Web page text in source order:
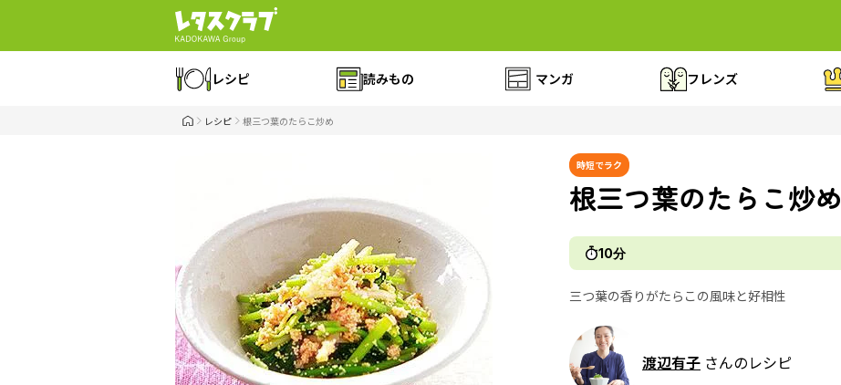
レシピ 読みもの マンガ フレンズ
レシピ 根三つ葉のたらこ炒め
時短でラク
根三つ葉のたらこ炒め
10分
三つ葉の香りがたらこの風味と好相性
渡辺有子 さんのレシピ